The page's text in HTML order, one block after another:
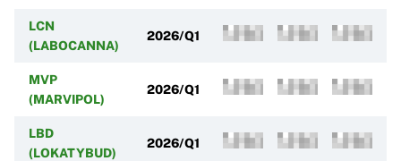
LCN
(LABOCANNA)
2026/Q1
MVP
(MARVIPOL)
2026/Q1
LBD
(LOKATYBUD)
2026/Q1